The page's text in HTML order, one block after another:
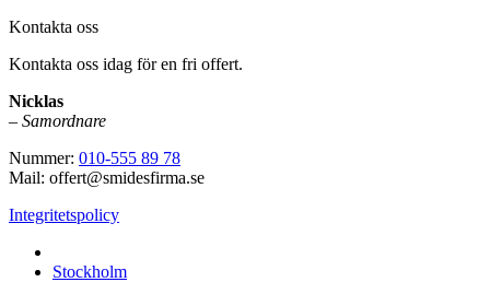
Kontakta oss
Kontakta oss idag för en fri offert.
Nicklas
– Samordnare
Nummer: 010-555 89 78
Mail: offert@smidesfirma.se
Integritetspolicy
Stockholm